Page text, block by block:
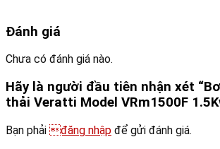
Đánh giá
Chưa có đánh giá nào.
Hãy là người đầu tiên nhận xét
thải Veratti Model VRm1500F
Bạn phải đăng nhập để gửi đánh giá.